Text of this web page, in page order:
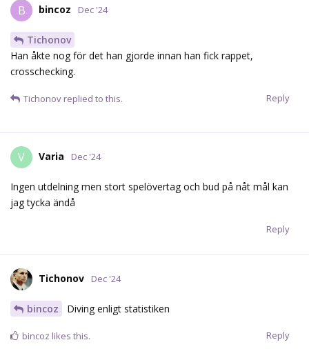
B bincoz Dec '24
Tichonov
Han åkte nog för det han gjorde innan han fick rappet,
crosschecking.
Reply
Tichonov replied to this.
V Varia Dec '24
Ingen utdelning men stort spelövertag och bud på nåt mål kan
jag tycka ändå
Reply
Tichonov Dec '24
bincoz Diving enligt statistiken
Reply
bincoz likes this.